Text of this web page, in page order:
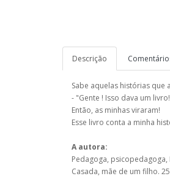
Descrição
Sabe aquelas histórias que
- "Gente ! Isso dava um
Então, as minhas viraram!
Esse livro conta a minha
A autora:
Pedagoga,
Casada, mãe de um filho.